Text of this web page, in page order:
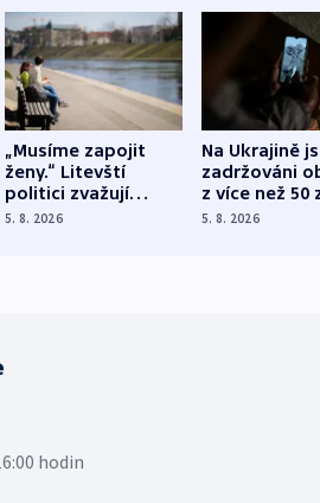
„Musíme zapojit
ženy.“ Litevští
politici zvažují
dohodu o
5. 8. 2026
Na Ukrajině
zadržováni
z více než 50
Bojovali na
5. 8. 2026
hodin